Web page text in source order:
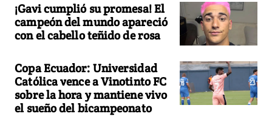
¡Gavi cumplió su promesa! El
campeón del mundo apareció
con el cabello teñido de rosa
Copa Ecuador: Universidad
Católica vence a Vinotinto FC
sobre la hora y mantiene vivo
el sueño del bicampeonato